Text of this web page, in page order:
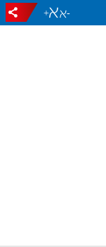
-
+